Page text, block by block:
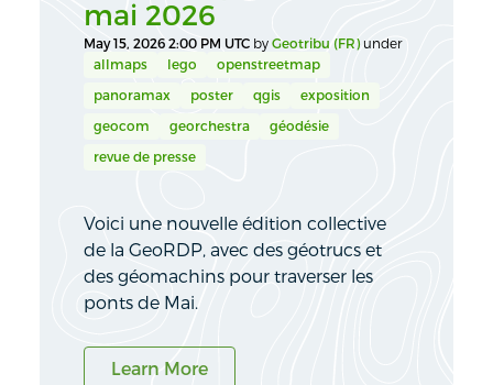
mai 2026
May 15, 2026 2:00 PM UTC by Geotribu (FR) under
allmaps
lego openstreetmap
panoramax poster qgis exposition
geocom georchestra géodésie
revue de presse
Voici une nouvelle édition collective
de la GeoRDP, avec des géotrucs et
des géomachins pour traverser les
ponts de Mai.
Learn More